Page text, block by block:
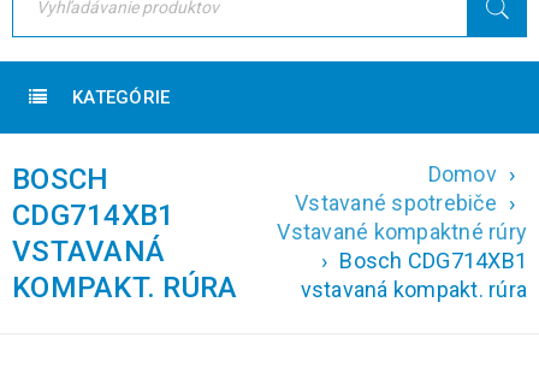
KATEGÓRIE
BOSCH
CDG714XB1
VSTAVANÁ
KOMPAKT. RÚRA
Domov ›
Vstavané spotrebiče ›
Vstavané kompaktné rúry
› Bosch CDG714XB1
vstavaná kompakt. rúra